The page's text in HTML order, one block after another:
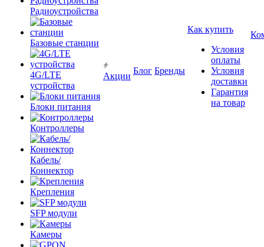
Радиоустройства
Базовые станции
4G/LTE
устройства
Блоки питания
Контроллеры
Кабель/
Коннектор
Крепления
SFP модули
Камеры
Акции
Блог Бренды
Как купить
Условия
оплаты
Условия
доставки
Гарантия
на товар